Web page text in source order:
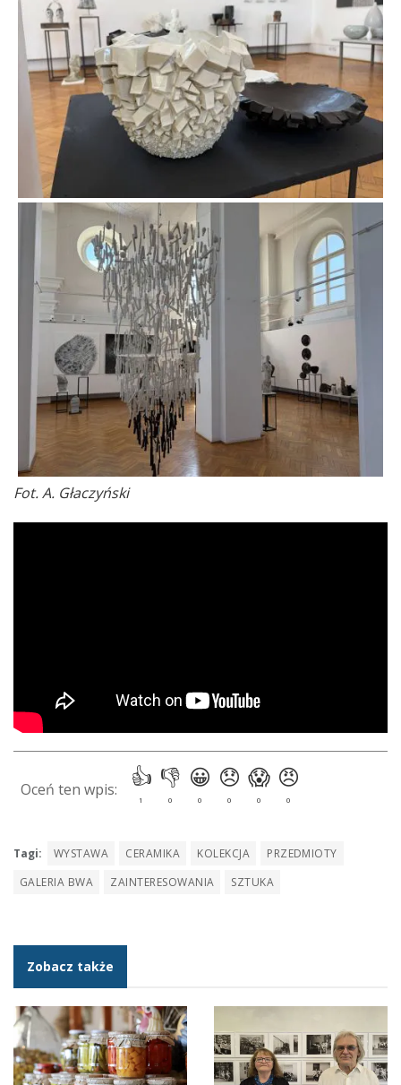
Fot. A. Głaczyński
Tagi: WYSTAWA CERAMIKA KOLEKCJA
PRZEDMIOTY
GALERIA BWA
ZAINTERESOWANIA SZTUKA
Zobacz także